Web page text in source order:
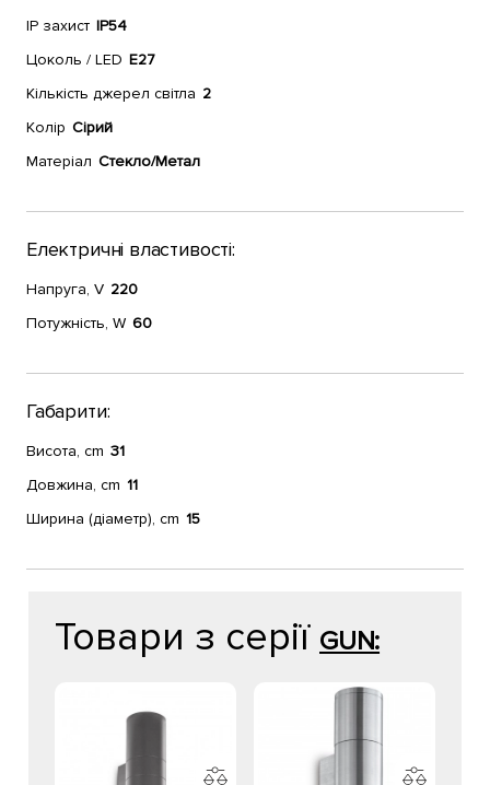
IP захист IP54
Цоколь / LED E27
Кількість джерел світла 2
Колір Сірий
Матеріал Стекло/Метал
Електричні властивості:
Напруга, V 220
Потужність, W 60
Габарити:
Висота, cm 31
Довжина, cm 11
Ширина (діаметр), cm 15
Товари з серії GUN: